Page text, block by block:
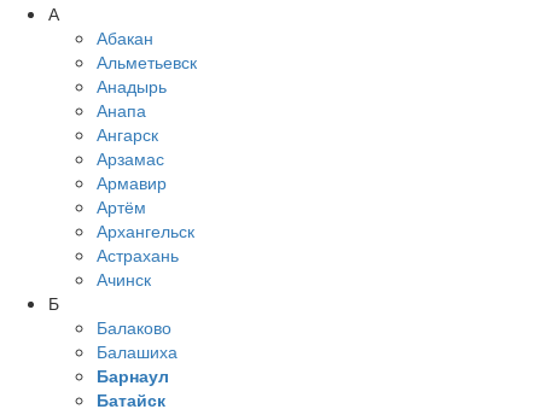
А
Абакан
Альметьевск
Анадырь
Анапа
Ангарск
Арзамас
Армавир
Артём
Архангельск
Астрахань
Ачинск
Б
Балаково
Балашиха
Барнаул
Батайск